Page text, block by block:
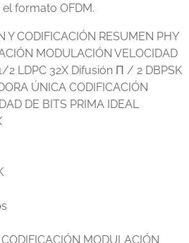
formato OFDM.
Y CODIFICACIÓN RESUMEN PHY
MODULACIÓN VELOCIDAD
2 LDPC 32X Difusión Π / 2 DBPSK
ÚNICA CODIFICACIÓN
DE BITS PRIMA IDEAL
MODULACIÓN